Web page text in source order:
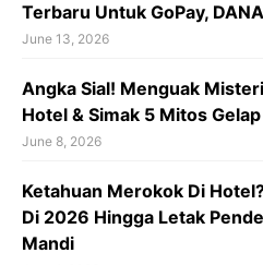
Terbaru Untuk GoPay,
June 13, 2026
Angka Sial! Menguak
Hotel & Simak 5 Mitos
June 8, 2026
Ketahuan Merokok Di
Di 2026 Hingga Letak
Mandi